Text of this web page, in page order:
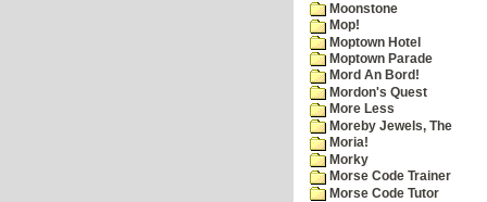
Moonstone
Mop!
Moptown Hotel
Moptown Parade
Mord An Bord!
Mordon's Quest
More Less
Moreby Jewels, The
Moria!
Morky
Morse Code Trainer
Morse Code Tutor